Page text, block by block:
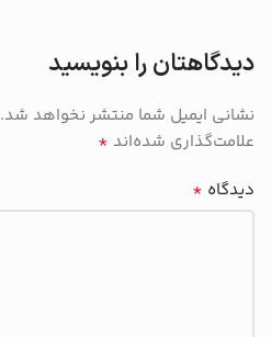
دیدگاهتان را بنویسید
نشانی ایمیل شما منتشر نخواهد شد.
علامت‌گذاری شده‌اند *
دیدگاه *